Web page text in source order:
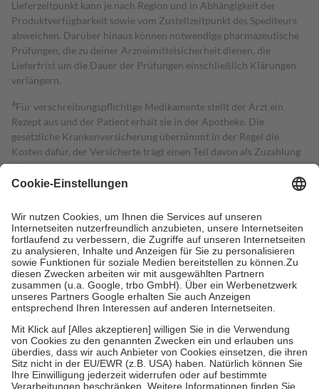
Lieferzeitpunkt kann je nach Region und in Abhängigkeit der
Produktverfügbarkeit sowie vom Zustellzeitpunkt des Spediteurs
abweichen. Darüber hinaus können notwendige pharmazeutische
Prüfungen, die zu deiner Arzneimittelsicherheit dienen, die
Lieferfrist um die Dauer der Prüfungen einschließlich Klärungen
verlängern.
4Für verschreibungspflichtige Medikamente stellt der Arzt ein
Rezept aus und der Patient erhält sie in der Apotheke. Die
gesetzliche Krankenversicherung übernimmt in der Regel die
Kosten dafür, der Versicherte trägt einen Teil davon als Zuzahlung
mit.
Grundsätzlich leisten Mitglieder Zuzahlungen in Höhe von zehn
höchstens zehn Euro.
Es sind jedoch nie mehr als die tatsächlichen
Kosten der Leistung zu entrichten.
Diese Regeln gelten grundsätzlich auch für Online-Apotheken.
Bei Heilmitteln und häuslicher Krankenpflege beträgt die
Zuzahlung zehn Prozent der Kosten sowie zehn Euro je
Verordnung.
Um das Engagement der Versicherten für ihre eigene Gesundheit zu
stärken und die besondere Stellung der Familie zu unterstützen,
fallenkeine Zuzahlungenan bei:
• Kindern und Jugendlichen bis zum vollendeten 18. Lebensjahr
mit Ausnahme der Fahrkosten
• Untersuchungen zur Vorsorge und Früherkennung, die von der